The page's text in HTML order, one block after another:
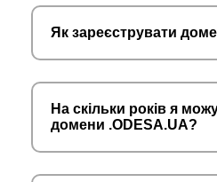
Як зареєструвати
На скільки років я
домени .ODESA.UA?